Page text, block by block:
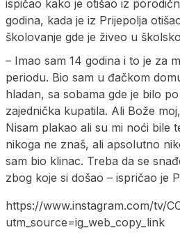
ispičao kako je otišao iz
godina, kada je iz Prijepolja
školovanje gde je živeo u
– Imao sam 14 godina i to je za
periodu. Bio sam u đačkom
hladan, sa sobama gde je bilo
zajednička kupatila. Ali Bože
Nisam plakao ali su mi noći bile
nikoga ne znaš, ali apsolutno
sam bio klinac. Treba da se
zbog koje si došao – ispričao je
https://www.instagram.com/tv/
utm_source=ig_web_copy_link